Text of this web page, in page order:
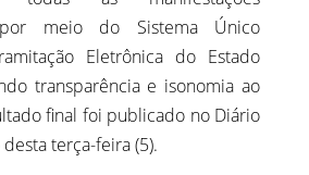
por meio do Sistema Único
Eletrônica do Estado
transparência e isonomia ao
final foi publicado no Diário
terça-feira (5).